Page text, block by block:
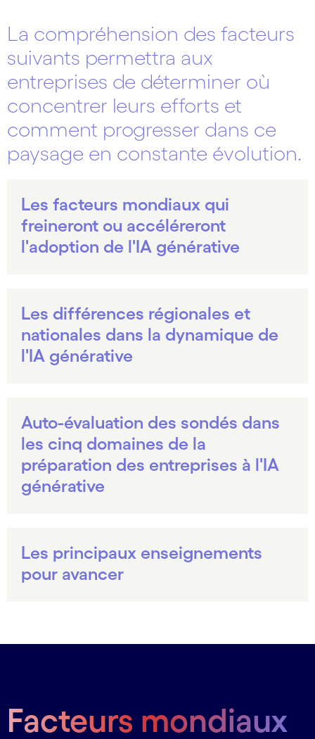
La compréhension des facteurs
suivants permettra aux
entreprises de déterminer où
concentrer leurs efforts et
comment progresser dans ce
paysage en constante évolution.
Les facteurs mondiaux qui
freineront ou accéléreront
l'adoption de l'IA générative
Les différences régionales et
nationales dans la dynamique de
l'IA générative
Auto-évaluation des sondés dans
les cinq domaines de la
préparation des entreprises à l'IA
générative
Les principaux enseignements
pour avancer
Facteurs mondiaux